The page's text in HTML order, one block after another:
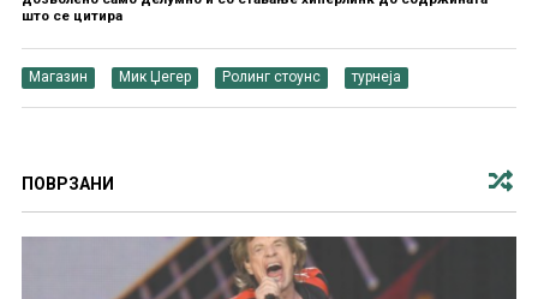
што се цитира
Магазин Мик Џегер Ролинг стоунс турнеја
ПОВРЗАНИ